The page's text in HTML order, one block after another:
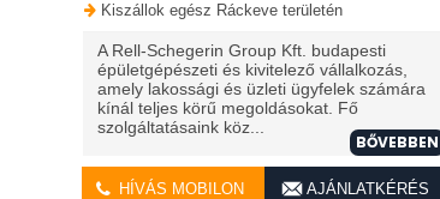
Kiszállok egész Ráckeve területén
A Rell-Schegerin Group Kft. budapesti
épületgépészeti és kivitelező vállalkozás,
amely lakossági és üzleti ügyfelek számára
kínál teljes körű megoldásokat. Fő
szolgáltatásaink köz...
BŐVEBBEN
HÍVÁS MOBILON AJÁNLATKÉRÉS